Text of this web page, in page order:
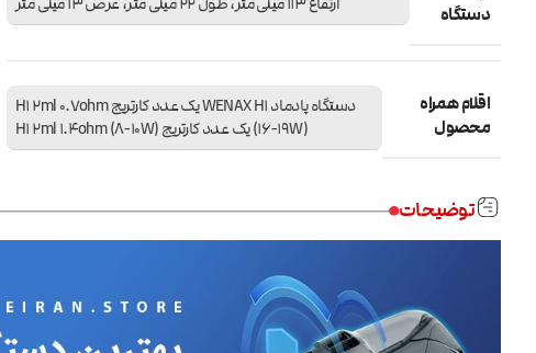
دستگاه
اقلام همراه
محصول
دستگاه پادماد WENAX H1 یک عدد کارتریج H1 2ml 0.7ohm
(16-19W) یک عدد کارتریج H1 2ml 1.4ohm (8-10W)
توضیحات